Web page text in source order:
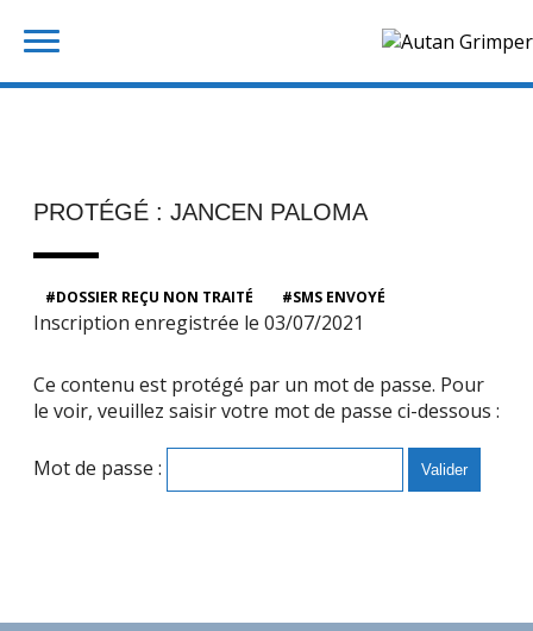
PROTÉGÉ : JANCEN PALOMA
DOSSIER REÇU NON TRAITÉ SMS ENVOYÉ
Inscription enregistrée le 03/07/2021
Ce contenu est protégé par un mot de passe. Pour
le voir, veuillez saisir votre mot de passe ci-dessous :
Mot de passe :